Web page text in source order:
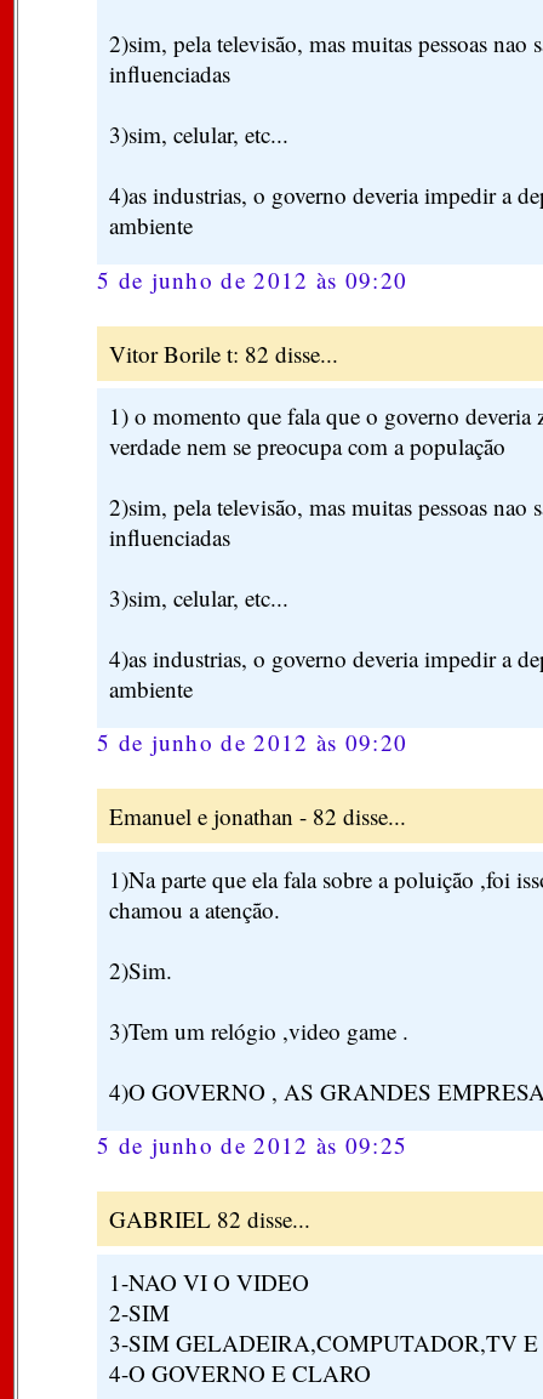
2)sim, pela televisão, mas muitas pessoas nao
influenciadas
3)sim, celular, etc...
4)as industrias, o governo deveria impedir a
ambiente
5 de junho de 2012 às 09:20
Vitor Borile t: 82 disse...
1) o momento que fala que o governo deveria
verdade nem se preocupa com a população
2)sim, pela televisão, mas muitas pessoas nao
influenciadas
3)sim, celular, etc...
4)as industrias, o governo deveria impedir a
ambiente
5 de junho de 2012 às 09:20
Emanuel e jonathan - 82 disse...
1)Na parte que ela fala sobre a poluição ,foi
chamou a atenção.
2)Sim.
3)Tem um relógio ,video game .
4)O GOVERNO , AS GRANDES
5 de junho de 2012 às 09:25
GABRIEL 82 disse...
1-NAO VI O VIDEO
2-SIM
3-SIM GELADEIRA,COMPUTADOR,TV E
4-O GOVERNO E CLARO